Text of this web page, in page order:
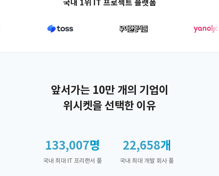
국내 1위 IT 프로젝트 플랫폼
앞서가는 10만 개의 기업이
위시켓을 선택한 이유
133,007명
국내 최대 IT 프리랜서 풀
22,658개
국내 최대 개발 회사 풀